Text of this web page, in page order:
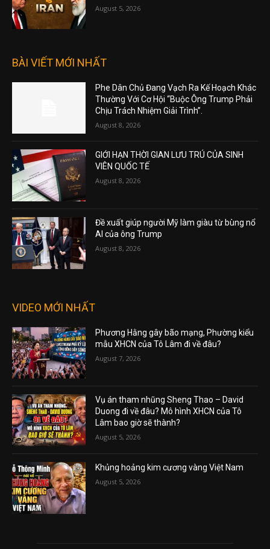
August 5, 2026
BÀI VIẾT MỚI NHẤT
Phe Dân Chủ Đang Vạch Ra Kế Hoạch Khác
Thường Với Cơ Hội “Buộc Ông Trump Phải
Chịu Trách Nhiệm Giải Trình”.
August 8, 2026
GIỚI HẠN THỜI GIAN LƯU TRÚ CỦA SINH
VIÊN QUỐC TẾ
August 8, 2026
Đề xuất giúp người Mỹ làm giàu từ bùng nổ
AI của ông Trump
August 8, 2026
VIDEO MỚI NHẤT
Phương Hằng gây bão mạng, Phường kiểu
mẫu XHCN của Tô Lâm đi về đâu?
August 7, 2026
Vụ án tham nhũng Sheng Thao – David
Duong đi về đâu? Mô hình XHCN của Tô
Lâm bao giờ sẽ thành?
August 5, 2026
Khủng hoảng kim cương vàng Việt Nam
August 5, 2026